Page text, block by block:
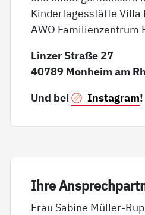
Kindertagesstätte Villa
AWO Familienzentrum
Linzer Straße 27
40789 Monheim am
Und bei
Instagram!
Ih­re
Frau Sabine Müller-